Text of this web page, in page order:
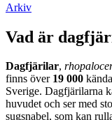
Arkiv
Vad är
Dagfjärilar,
finns över 19 000
Sverige. Dagfjärilarna
huvudet och ser med
sugsnabel, som kan